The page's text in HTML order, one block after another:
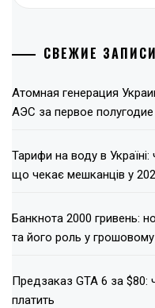
СВЕЖИЕ ЗАПИСИ
Атомная генерация
АЭС за первое
Тарифи на воду в
що чекає мешканців у
Банкнота 2000 гривень:
та його роль у грошовому
Предзаказ GTA 6 за $80:
платить